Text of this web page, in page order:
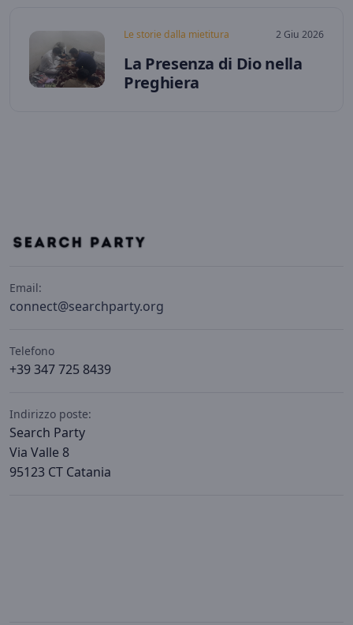
Le storie dalla mietitura 2 Giu 2026
La Presenza di Dio nella
Preghiera
Email:
connect@searchparty.org
Telefono
+39 347 725 8439
Indirizzo poste:
Search Party
Via Valle 8
95123 CT Catania